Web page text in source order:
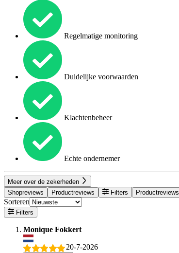
Regelmatige monitoring
Duidelijke voorwaarden
Klachtenbeheer
Echte ondernemer
Meer over de zekerheden
Shopreviews
Productreviews Filters Productreviews
Sorteren
Filters
Monique Fokkert
20-7-2026